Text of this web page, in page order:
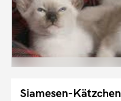
Siamesen-Kätzchen